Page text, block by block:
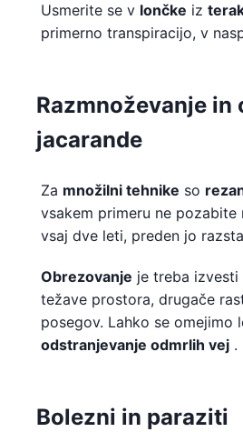
Usmerite se v lončke iz
primerno transpiracijo, v
Razmnoževanje in
jacarande
Za množilni tehnike so
vsakem primeru ne
vsaj dve leti, preden jo
Obrezovanje je treba izvesti
težave prostora, drugače
posegov. Lahko se omejimo
odstranjevanje odmrlih vej .
Bolezni in paraziti